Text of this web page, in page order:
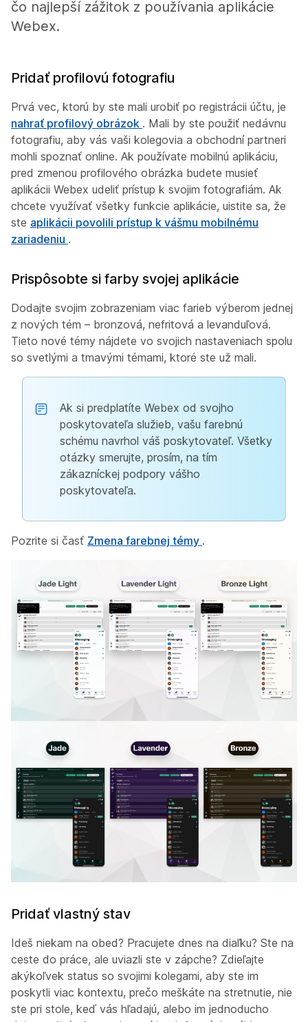
čo najlepší zážitok z používania aplikácie
Webex.
Pridať profilovú fotografiu
Prvá vec, ktorú by ste mali urobiť po registrácii účtu, je
nahrať profilový obrázok . Mali by ste použiť nedávnu
fotografiu, aby vás vaši kolegovia a obchodní partneri
mohli spoznať online. Ak používate mobilnú aplikáciu,
pred zmenou profilového obrázka budete musieť
aplikácii Webex udeliť prístup k svojim fotografiám. Ak
chcete využívať všetky funkcie aplikácie, uistite sa, že
ste aplikácii povolili prístup k vášmu mobilnému
zariadeniu .
Prispôsobte si farby svojej aplikácie
Dodajte svojim zobrazeniam viac farieb výberom jednej
z nových tém – bronzová, nefritová a levanduľová.
Tieto nové témy nájdete vo svojich nastaveniach spolu
so svetlými a tmavými témami, ktoré ste už mali.
Ak si predplatíte Webex od svojho
poskytovateľa služieb, vašu farebnú
schému navrhol váš poskytovateľ. Všetky
otázky smerujte, prosím, na tím
zákazníckej podpory vášho
poskytovateľa.
Pozrite si časť Zmena farebnej témy .
Pridať vlastný stav
Ideš niekam na obed? Pracujete dnes na diaľku? Ste na
ceste do práce, ale uviazli ste v zápche? Zdieľajte
akýkoľvek status so svojimi kolegami, aby ste im
poskytli viac kontextu, prečo meškáte na stretnutie, nie
ste pri stole, keď vás hľadajú, alebo im jednoducho